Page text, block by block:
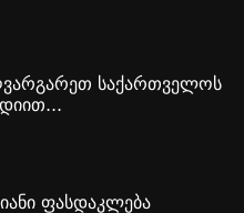
საქართველოს
ფასდაკლება